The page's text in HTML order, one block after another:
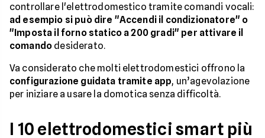
controllare l'elettrodomestico tramite comandi vocali:
ad esempio si può dire "Accendi il condizionatore" o
"Imposta il forno statico a 200 gradi" per attivare il
comando desiderato.
Va considerato che molti elettrodomestici offrono la
configurazione guidata tramite app, un’agevolazione
per iniziare a usare la domotica senza difficoltà.
I 10 elettrodomestici smart più